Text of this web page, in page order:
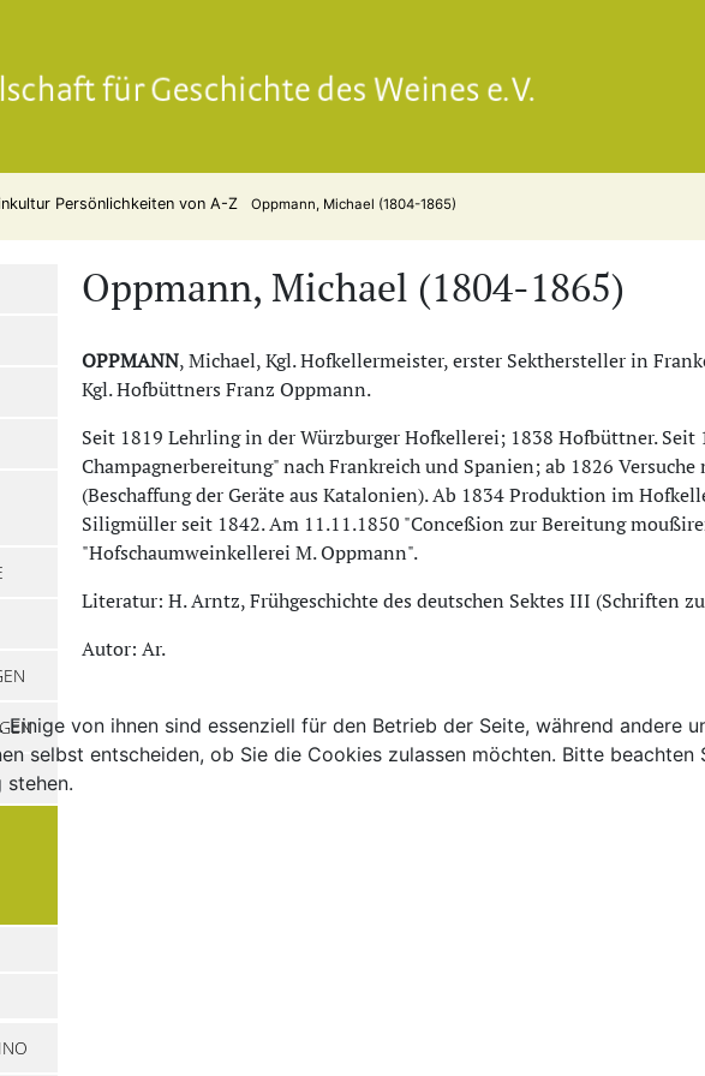
Persönlichkeiten von A-Z Oppmann, Michael (1804-1865)
Oppmann, Michael (1804-1865)
OPPMANN, Michael, Kgl. Hofkellermeister, erster Sekthersteller in
Kgl. Hofbüttners Franz Oppmann.
Seit 1819 Lehrling in der Würzburger Hofkellerei; 1838 Hofbüttner. Seit
Champagnerbereitung" nach Frankreich und Spanien; ab 1826
(Beschaffung der Geräte aus Katalonien). Ab 1834 Produktion im
Siligmüller seit 1842. Am 11.11.1850 "Conceßion zur Bereitung
"Hofschaumweinkellerei M. Oppmann".
Literatur: H. Arntz, Frühgeschichte des deutschen Sektes III (Schriften
Autor: Ar.
von ihnen sind essenziell für den Betrieb der Seite, während andere
selbst entscheiden, ob Sie die Cookies zulassen möchten. Bitte
stehen.